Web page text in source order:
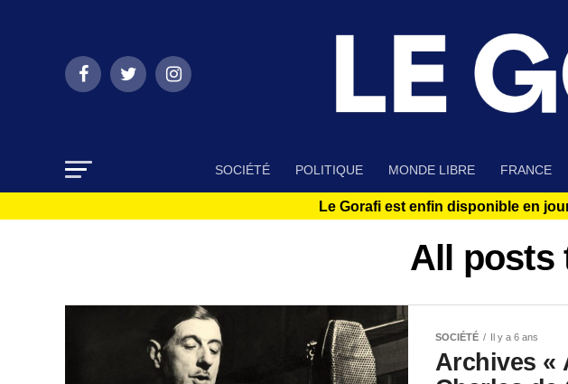
SOCIÉTÉ POLITIQUE MONDE LIBRE FRANCE
Le Gorafi est enfin disponible en
All posts
SOCIÉTÉ Il y a 6 ans
Archives «